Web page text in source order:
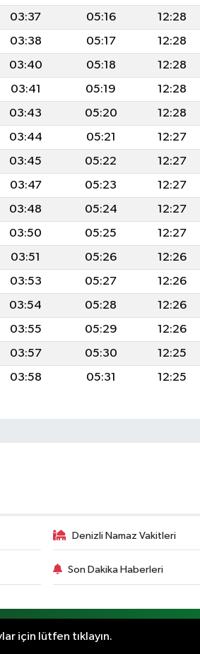
03:37 05:16 12:28
03:38 05:17 12:28
03:40 05:18 12:28
03:41 05:19 12:28
03:43 05:20 12:28
03:44 05:21 12:27
03:45 05:22 12:27
03:47 05:23 12:27
03:48 05:24 12:27
03:50 05:25 12:27
03:51 05:26 12:26
03:53 05:27 12:26
03:54 05:28 12:26
03:55 05:29 12:26
03:57 05:30 12:25
03:58 05:31 12:25
Denizli Namaz Vakitleri
Son Dakika Haberleri
için lütfen tıklayın.